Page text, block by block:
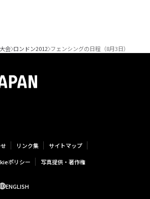
会 ロンドン2012 フェンシングの日程（8月3日）
リンク集
サイトマップ
ポリシー 写真提供・著作権
ENGLISH